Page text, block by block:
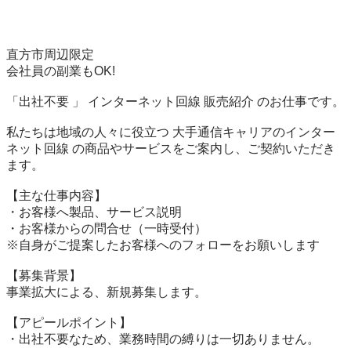
直方市周辺限定
会社員の副業もOK!
「出社不要 」 インターネット回線 販売紹介 のお仕事です。
私たちは地域の人々に役立つ 大手通信キャリアのインター
ネット回線 の商品やサービスをご案内し、ご契約いただき
ます。
【主な仕事内容】
・お客様へ製品、サービス説明
・お客様からの問合せ（一時受付）
※自身がご提案したお客様へのフォローをお願いします
【募集背景】
事業拡大による、新規募集します。
【アピールポイント】
・出社不要なため、業務時間の縛りは一切ありません。